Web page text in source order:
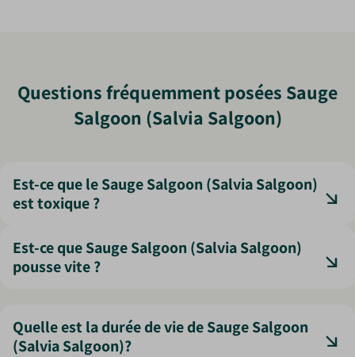
Questions fréquemment posées Sauge
Salgoon (Salvia Salgoon)
Est-ce que le Sauge Salgoon (Salvia Salgoon)
est toxique ?
comme toxique pour les humains ou les animaux
domestiques. Cependant, comme avec de nombreuses
irritations gastro-intestinales mineures chez certaines
personnes sensibles.
Est-ce que Sauge Salgoon (Salvia Salgoon)
pousse vite ?
atteignant généralement une hauteur de 30 à 60 cm et
une largeur similaire à maturité. Elle fleurit
Quelle est la durée de vie de Sauge Salgoon
(Salvia Salgoon)?